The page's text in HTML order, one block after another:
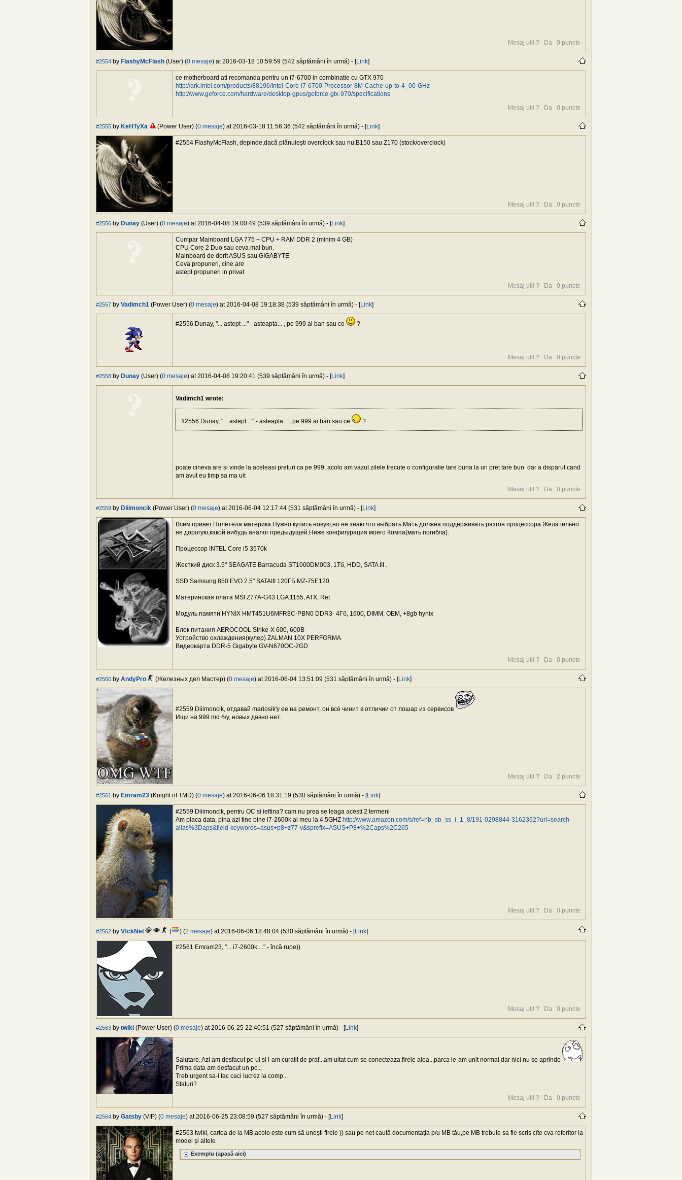
Mesaj util ? Da 0 puncte
#2554 by FlashyMcFlash (User) (0 mesaje) at 2016-03-18 10:59:59 (542 săptămâni în urmă) - [Link]
ce motherboard ati recomanda pentru un i7-6700 in combinatie cu GTX 970
http://ark.intel.com/products/88196/Intel-Core-i7-6700-Processor-8M-Cache-up-to-4_00-GHz
http://www.geforce.com/hardware/desktop-gpus/geforce-gtx-970/specifications
Mesaj util ?
Da 0 puncte
#2555 by KeHTyXa (Power User) (0 mesaje) at 2016-03-18 11:56:36 (542 săptămâni în urmă) - [Link]
#2554 FlashyMcFlash, depinde,dacă plănuiești overclock sau nu,B150 sau Z170 (stock/overclock)
Mesaj util ? Da 0 puncte
#2556 by Dunay (User) (0 mesaje) at 2016-04-08 19:00:49 (539 săptămâni în urmă) - [Link]
Cumpar Mainboard LGA 775 + CPU + RAM DDR 2 (minim 4 GB)
CPU Core 2 Duo sau ceva mai bun.
Mainboard de dorit ASUS sau GIGABYTE
Ceva propuneri, cine are
astept propuneri in privat
Mesaj util ?
Da 0 puncte
#2557 by Vadimch1 (Power User) (0 mesaje) at 2016-04-08 19:18:38 (539 săptămâni în urmă) - [Link]
#2556 Dunay, "... astept ..." - asteapta... , pe 999 ai ban sau ce ?
Mesaj util ? Da 0 puncte
#2558 by Dunay (User) (0 mesaje) at 2016-04-08 19:20:41 (539 săptămâni în urmă) - [Link]
Vadimch1 wrote:
#2556 Dunay, "... astept ..." - asteapta... , pe 999 ai ban sau ce ?
poate cineva are si vinde la aceleasi preturi ca pe 999, acolo am vazut zilele trecute o configuratie tare buna la un pret tare bun dar a disparut cand
am avut eu timp sa ma uit
Mesaj util ?
Da 0 puncte
#2559 by Diiimoncik (Power User) (0 mesaje) at 2016-06-04 12:17:44 (531 săptămâni în urmă) - [Link]
Всем привет.Полетела материка.Нужно купить новую,но не знаю что выбрать.Мать должна поддерживать разгон процессора.Желательно
не дорогую,какой нибудь аналог предыдущей.Ниже конфигурация моего Компа(мать погибла).
Процессор INTEL Core i5 3570k
Жесткий диск 3.5" SEAGATE Barracuda ST1000DM003, 1Тб, HDD, SATA III .
SSD Samsung 850 EVO 2.5" SATAIII 120ГБ MZ-75E120
Материнская плата MSI Z77A-G43 LGA 1155, ATX, Ret
Модуль памяти HYNIX HMT451U6MFR8C-PBN0 DDR3- 4Гб, 1600, DIMM, OEM, +8gb hynix
Блок питания AEROCOOL Strike-X 600, 600В
Устройство охлаждения(кулер) ZALMAN 10X PERFORMA
Видеокарта DDR-5 Gigabyte GV-N670OC-2GD
Mesaj util ?
Da 0 puncte
#2560 by AndyPro (Железных дел Мастер) (0 mesaje) at 2016-06-04 13:51:09 (531 săptămâni în urmă) - [Link]
#2559 Diiimoncik, отдавай mariosik'у ее на ремонт, он всё чинит в отличии от лошар из сервисов
Ищи на 999.md б/у, новых давно нет.
Mesaj util ? Da 2 puncte
#2561 by Emram23 (Knight of TMD) (0 mesaje) at 2016-06-06 18:31:19 (530 săptămâni în urmă) - [Link]
#2559 Diiimoncik, pentru OC si ieftina? cam nu prea se leaga acesti 2 termeni
Am placa data, pina azi tine bine i7-2600k al meu la 4.5GHZ http://www.amazon.com/s/ref=nb_sb_ss_i_1_8/191-0298844-3162362?url=search-
alias%3Daps&field-keywords=asus+p8+z77-v&sprefix=ASUS+P8+%2Caps%2C265
Mesaj util ? Da 0 puncte
#2562 by V!ckNet ( ) (2 mesaje) at 2016-06-06 18:48:04 (530 săptămâni în urmă) - [Link]
#2561 Emram23, "... i7-2600k ..." - încă rupe))
Mesaj util ? Da 0 puncte
#2563 by twiki (Power User) (0 mesaje) at 2016-06-25 22:40:51 (527 săptămâni în urmă) - [Link]
Salutare. Azi am desfacut pc-ul si l-am curatit de praf...am uitat cum se conecteaza firele alea...parca le-am unit normal dar nici nu se aprinde
Prima data am desfacut un pc...
Treb urgent sa-l fac caci lucrez la comp...
Sfaturi?
Mesaj util ?
Da 0 puncte
#2564 by Gatsby (VIP) (0 mesaje) at 2016-06-25 23:08:59 (527 săptămâni în urmă) - [Link]
#2563 twiki, cartea de la MB,acolo este cum să unești firele )) sau pe net caută documentația p/u MB tău,pe MB trebuie sa fie scris cîte cva referitor la
model și altele
Exemplu (apasă aici)